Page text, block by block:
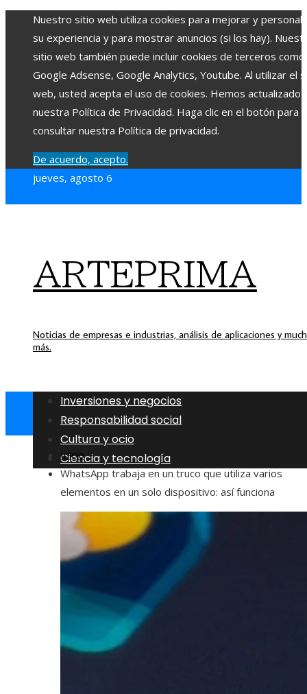
Nuestro sitio web utiliza cookies para mejorar y
su experiencia y para mostrar anuncios (si los hay).
sitio web también puede incluir cookies de terceros como
Google Adsense, Google Analytics, Youtube. Al utilizar el
web, usted acepta el uso de cookies. Hemos actualizado
nuestra Política de Privacidad. Haga clic en el botón para
consultar nuestra Política de privacidad.
De acuerdo, acepto.
jueves, agosto 6
ARTEPRIMA
Noticias de empresas e industrias, análisis de aplicaciones y
más.
Inversiones y negocios
Responsabilidad social
Cultura y ocio
Ciencia y tecnología
Inicio
WhatsApp trabaja en un truco que utiliza varios
elementos en un solo dispositivo: así funciona